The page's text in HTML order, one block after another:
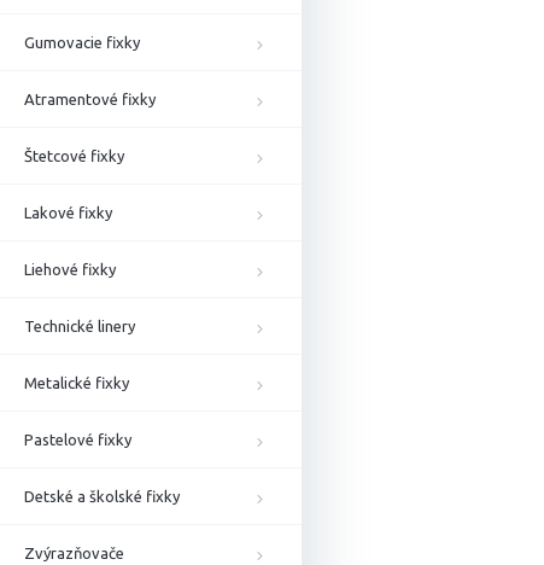
Gumovacie fixky
Atramentové fixky
Štetcové fixky
Lakové fixky
Liehové fixky
Technické linery
Metalické fixky
Pastelové fixky
Detské a školské fixky
Zvýrazňovače